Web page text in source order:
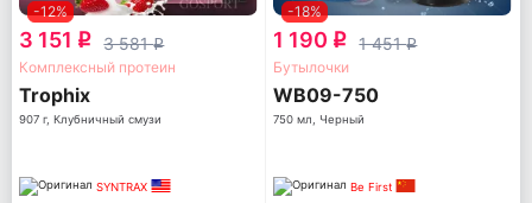
-12%
3 151 q 3 581q
Комплексный протеин
Trophix
907 г, Клубничный смузи
SYNTRAX
-18%
1 190 q 1 451q
Бутылочки
WB09-750
750 мл, Черный
Be First